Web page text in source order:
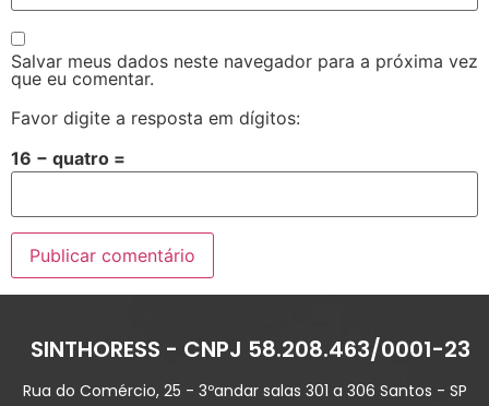
Salvar meus dados neste navegador para a próxima vez
que eu comentar.
Favor digite a resposta em dígitos:
16 − quatro =
SINTHORESS - CNPJ 58.208.463/0001-23
Rua do Comércio, 25 - 3ºandar salas 301 a 306 Santos - SP